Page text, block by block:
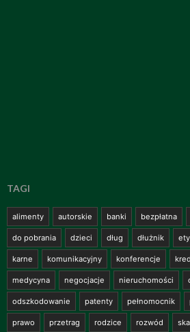
TAGI
alimenty autorskie banki bezpłatna
do pobrania dzieci dług dłużnik
karne komunikacyjny konferencje
medycyna negocjacje nieruchomości
odszkodowanie patenty pełnomocnik
prawo przetrag rodzice rozwód